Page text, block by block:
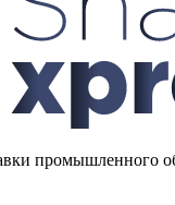
промышленного